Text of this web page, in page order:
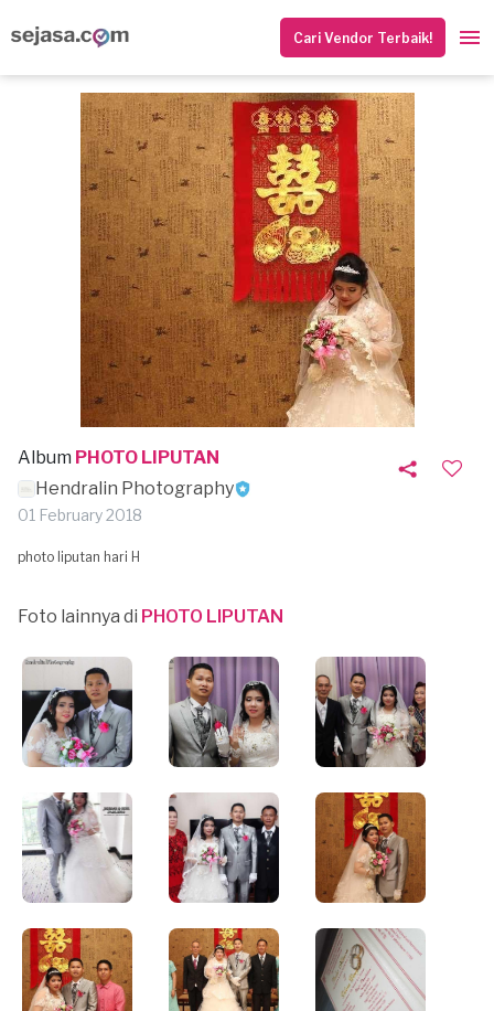
Cari Vendor Terbaik!
Album PHOTO LIPUTAN
Hendralin Photography
01 February 2018
photo liputan hari H
Foto lainnya di PHOTO LIPUTAN